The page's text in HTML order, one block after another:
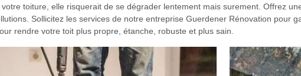
toiture, elle risquerait de se dégrader lentement mais surement. Offrez
Sollicitez les services de notre entreprise Guerdener Rénovation pour
rendre votre toit plus propre, étanche, robuste et plus sain.